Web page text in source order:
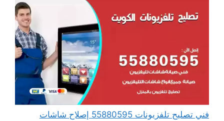
فني تصليح تلفزيونات 55880595 إصلاح شاشات